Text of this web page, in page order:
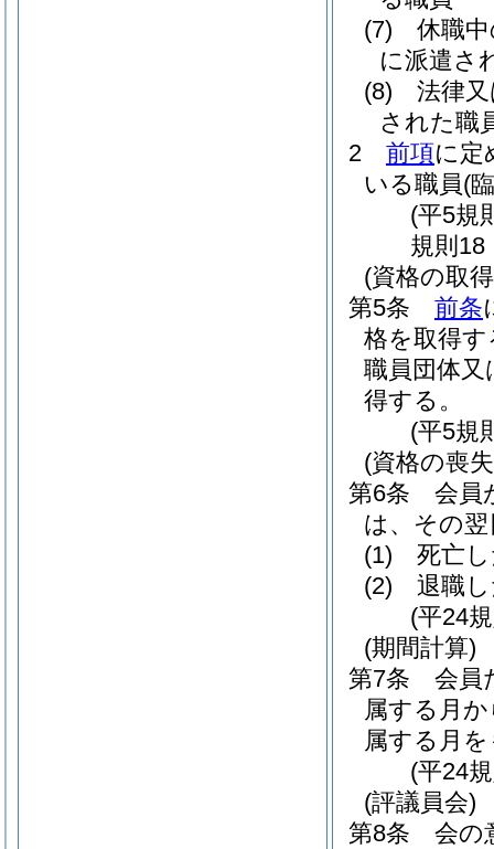
(7)
休職
に派遣さ
(8)
法律
された職
2
前項に定
いる職員(
(平5規
規則18
(資格の取
第5条
前条
格を取得す
職員団体
得する。
(平5規
(資格の喪
第6条
会員
は、その
(1)
死亡
(2)
退職
(平24
(期間計算)
第7条
会員
属する月
属する月
(平24
(評議員会)
第8条
会の